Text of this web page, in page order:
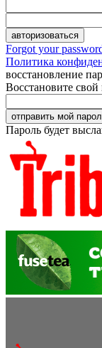
Forgot your
Политика
восстановление
Восстановите свой
Пароль будет